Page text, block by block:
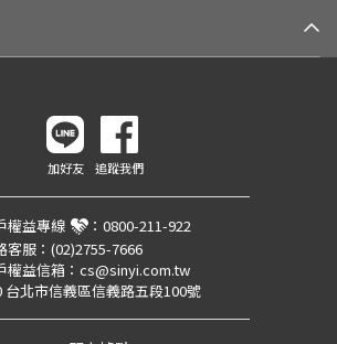
加好友 追蹤我們
權益專線 ： 0800-211-922
客服： (02)2755-7666
權益信箱： cs@sinyi.com.tw
台北市信義區信義路五段100號